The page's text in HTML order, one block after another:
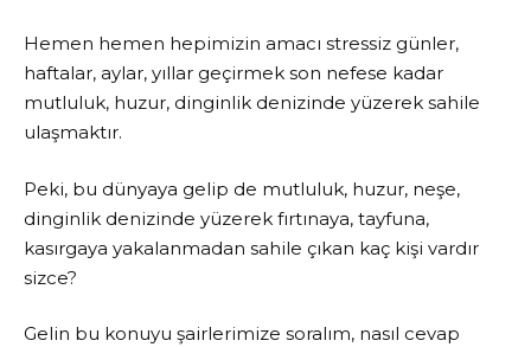
Hemen hemen hepimizin amacı stressiz günler,
haftalar, aylar, yıllar geçirmek son nefese kadar
mutluluk, huzur, dinginlik denizinde yüzerek sahile
ulaşmaktır.
Peki, bu dünyaya gelip de mutluluk, huzur, neşe,
dinginlik denizinde yüzerek fırtınaya, tayfuna,
kasırgaya yakalanmadan sahile çıkan kaç kişi vardır
sizce?
Gelin bu konuyu şairlerimize soralım, nasıl cevap